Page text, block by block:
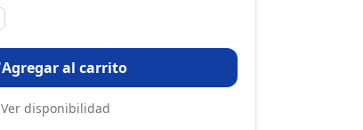
Agregar al carrito
Ver disponibilidad